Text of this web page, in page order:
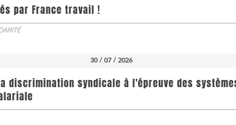
par France travail !
30 / 07 / 2026
discrimination syndicale à l'épreuve des